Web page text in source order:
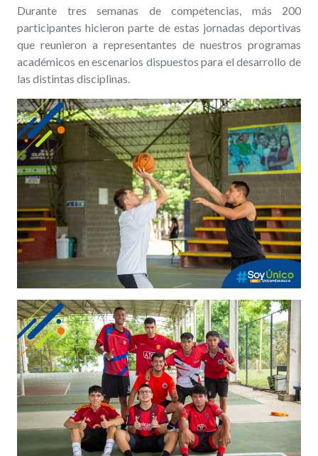
Durante tres semanas de competencias, más 200
participantes hicieron parte de estas jornadas deportivas
que reunieron a representantes de nuestros programas
académicos en escenarios dispuestos para el desarrollo de
las distintas disciplinas.